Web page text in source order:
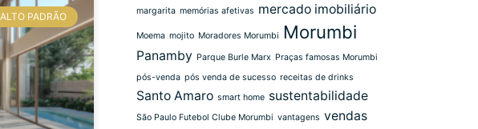
ALTO PADRÃO
margarita memórias afetivas mercado imobiliário
Moema mojito Moradores Morumbi Morumbi
Panamby Parque Burle Marx Praças famosas Morumbi
pós-venda pós venda de sucesso receitas de drinks
Santo Amaro smart home sustentabilidade
São Paulo Futebol Clube Morumbi vantagens vendas